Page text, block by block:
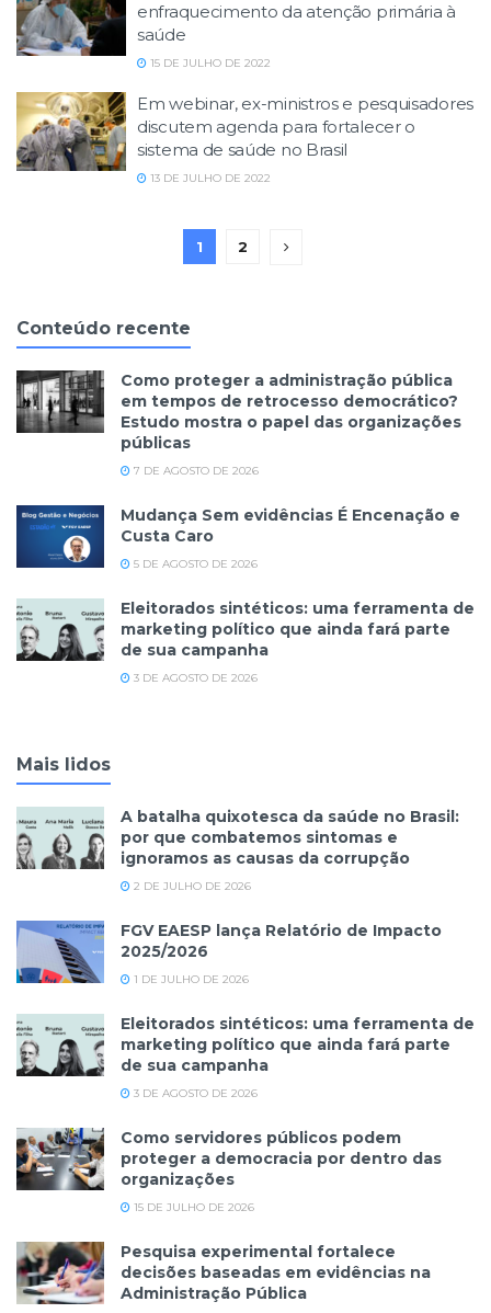
enfraquecimento da atenção primária à
saúde
15 DE JULHO DE 2022
Em webinar, ex-ministros e pesquisadores
discutem agenda para fortalecer o
sistema de saúde no Brasil
13 DE JULHO DE 2022
1 2
Conteúdo recente
Como proteger a administração pública
em tempos de retrocesso democrático?
Estudo mostra o papel das organizações
públicas
7 DE AGOSTO DE 2026
Mudança Sem evidências É Encenação e
Custa Caro
5 DE AGOSTO DE 2026
Eleitorados sintéticos: uma ferramenta de
marketing político que ainda fará parte
de sua campanha
3 DE AGOSTO DE 2026
Mais lidos
A batalha quixotesca da saúde no Brasil:
por que combatemos sintomas e
ignoramos as causas da corrupção
2 DE JULHO DE 2026
FGV EAESP lança Relatório de Impacto
2025/2026
1 DE JULHO DE 2026
Eleitorados sintéticos: uma ferramenta de
marketing político que ainda fará parte
de sua campanha
3 DE AGOSTO DE 2026
Como servidores públicos podem
proteger a democracia por dentro das
organizações
15 DE JULHO DE 2026
Pesquisa experimental fortalece
decisões baseadas em evidências na
Administração Pública